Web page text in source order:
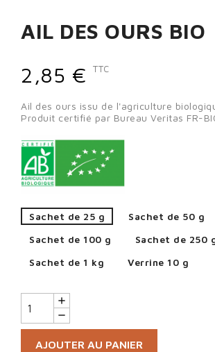
AIL DES OURS BIO
2,85 €
TTC
Ail des ours issu de l'agriculture
Produit certifié par Bureau Veritas FR-
Sachet de 25 g
Sachet de 50 g
Sachet de 100 g
Sachet de 250
Sachet de 1 kg
Verrine 10 g
AJOUTER AU PANIER